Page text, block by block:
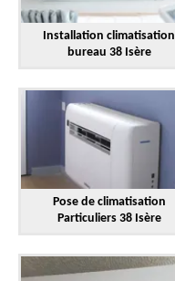
Installation climatisation
bureau 38 Isère
Pose de climatisation
Particuliers 38 Isère